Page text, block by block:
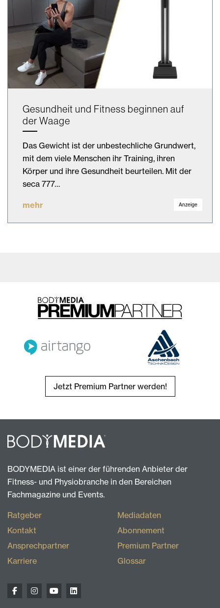
Gesundheit und Fitness beginnen auf
der Waage
Das Gewicht ist der unbestechliche Grundwert,
mit dem viele Menschen ihr Training, ihren
Körper und ihre Gesundheit beurteilen. Mit der
seca 777…
mehr Anzeige
Jetzt Premium Partner werden!
BODYMEDIA ist einer der führenden Anbieter der
Fitness- und Physiobranche in den Bereichen
Fachmagazine und Events.
Ratgeber
Kontakt
Ansprechpartner
Karriere
Mediadaten
Abonnement
Premium Partner
Glossar